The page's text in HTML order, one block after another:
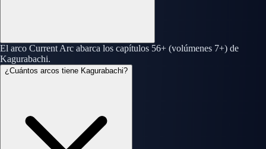
El arco Current Arc abarca los capítulos 56+ (volúmenes 7+) de
Kagurabachi.
¿Cuántos arcos tiene Kagurabachi?